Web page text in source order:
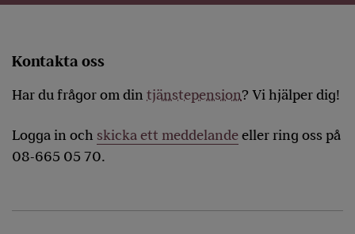
Kontakta oss
Har du frågor om din tjänstepension? Vi hjälper dig!
Logga in och skicka ett meddelandeeller ring oss på
08-665 05 70.